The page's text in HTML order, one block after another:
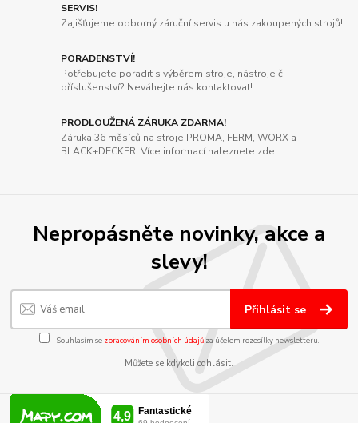
SERVIS!
Zajišťujeme odborný záruční servis u nás zakoupených strojů!
PORADENSTVÍ!
Potřebujete poradit s výběrem stroje, nástroje či
příslušenství? Neváhejte nás kontaktovat!
PRODLOUŽENÁ ZÁRUKA ZDARMA!
Záruka 36 měsíců na stroje PROMA, FERM, WORX a
BLACK+DECKER. Více informací naleznete zde!
Nepropásněte novinky, akce a
slevy!
Přihlásit se
Souhlasím se zpracováním osobních údajůza účelem rozesílky newsletteru.
Můžete se kdykoli odhlásit.